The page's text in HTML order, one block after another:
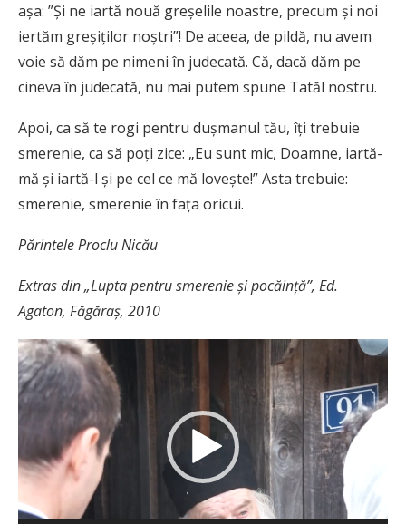
așa: ”Și ne iartă nouă greșelile noastre, precum și noi
iertăm greșiților noștri”! De aceea, de pildă, nu avem
voie să dăm pe nimeni în judecată. Că, dacă dăm pe
cineva în judecată, nu mai putem spune Tatăl nostru.
Apoi, ca să te rogi pentru dușmanul tău, îți trebuie
smerenie, ca să poți zice: „Eu sunt mic, Doamne, iartă-
mă și iartă-l și pe cel ce mă lovește!” Asta trebuie:
smerenie, smerenie în fața oricui.
Părintele Proclu Nicău
Extras din „Lupta pentru smerenie și pocăință”, Ed.
Agaton, Făgăraș, 2010
Player
video